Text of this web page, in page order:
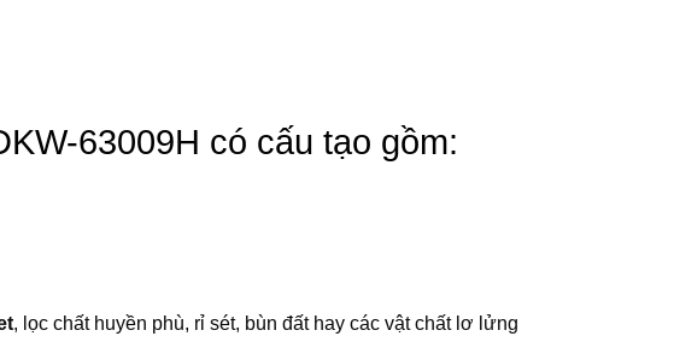
63009H có cấu tạo gồm:
, lọc chất huyền phù, rỉ sét, bùn đất hay các vật chất lơ lửng